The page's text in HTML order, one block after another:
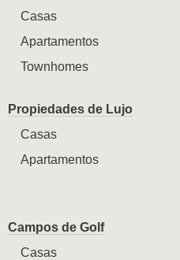
Casas
Apartamentos
Townhomes
Propiedades de Lujo
Casas
Apartamentos
Campos de Golf
Casas